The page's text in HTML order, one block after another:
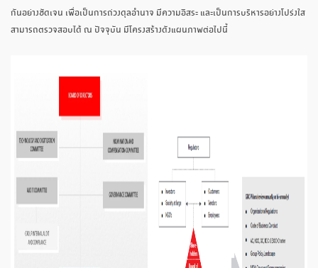
กันอย่างชัดเจน เพื่อเป็นการถ่วงดุลอำนาจ มีความอิสระ และเป็นการบริหารอย่างโปร่งใส
สามารถตรวจสอบได้ ณ ปัจจุบัน มีโครงสร้างดังแผนภาพต่อไปนี้